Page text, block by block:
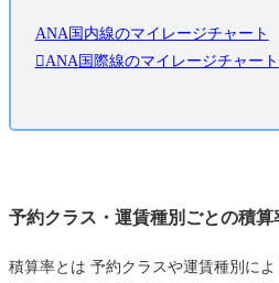
ANA国内線のマイレージチャート
ANA国際線のマイレージチャート
予約クラス・運賃種別ごとの積算
積算率とは 予約クラスや運賃種別によ